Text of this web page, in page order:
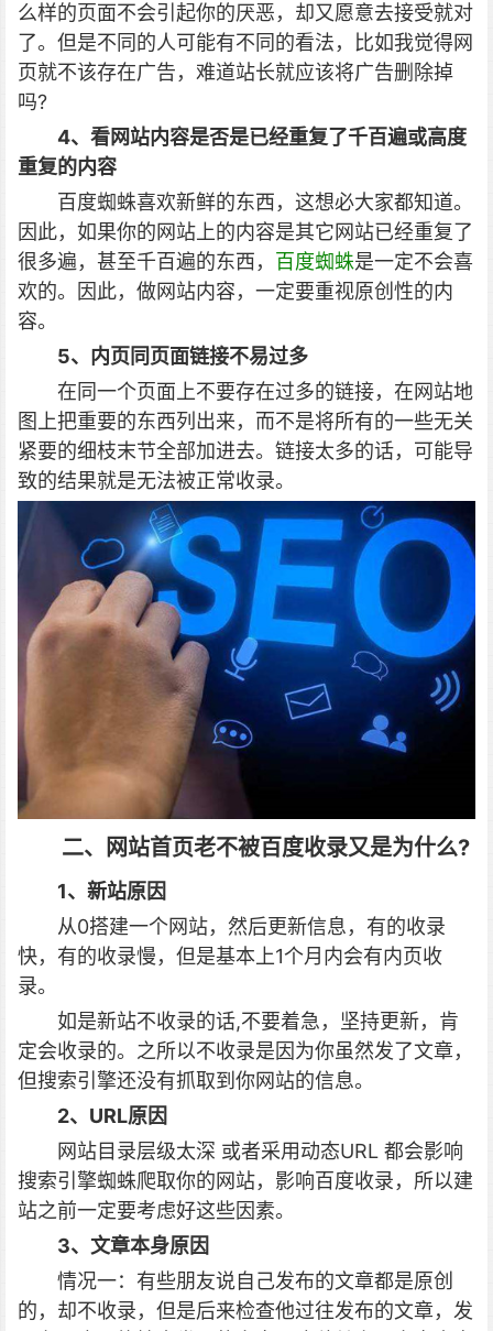
么样的页面不会引起你的厌恶，却又愿意去接受就对
了。但是不同的人可能有不同的看法，比如我觉得网
页就不该存在广告，难道站长就应该将广告删除掉
吗?
4、看网站内容是否是已经重复了千百遍或高度
重复的内容
百度蜘蛛喜欢新鲜的东西，这想必大家都知道。
因此，如果你的网站上的内容是其它网站已经重复了
很多遍，甚至千百遍的东西， 百度蜘蛛是一定不会喜
欢的。因此，做网站内容，一定要重视原创性的内
容。
5、内页同页面链接不易过多
在同一个页面上不要存在过多的链接，在网站地
图上把重要的东西列出来，而不是将所有的一些无关
紧要的细枝末节全部加进去。链接太多的话，可能导
致的结果就是无法被正常收录。
二、网站首页老不被百度收录又是为什么?
1、新站原因
从0搭建一个网站，然后更新信息，有的收录
快，有的收录慢，但是基本上1个月内会有内页收
录。
如是新站不收录的话,不要着急，坚持更新，肯
定会收录的。之所以不收录是因为你虽然发了文章，
但搜索引擎还没有抓取到你网站的信息。
2、URL原因
网站目录层级太深 或者采用动态URL 都会影响
搜索引擎蜘蛛爬取你的网站，影响百度收录，所以建
站之前一定要考虑好这些因素。
3、文章本身原因
情况一：有些朋友说自己发布的文章都是原创
的，却不收录，但是后来检查他过往发布的文章，发